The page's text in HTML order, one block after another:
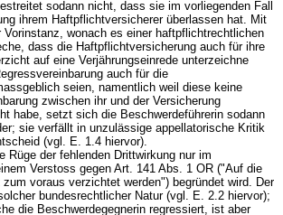
sodann nicht, dass sie im vorliegenden Fall
ihrem Haftpflichtversicherer überlassen hat. Mit
Vorinstanz, wonach es einer haftpflichtrechtlichen
dass die Haftpflichtversicherung auch für ihre
auf eine Verjährungseinrede unterzeichne
auch für die
seien, namentlich weil diese keine
zwischen ihr und der Versicherung
habe, setzt sich die Beschwerdeführerin sodann
sie verfällt in unzulässige appellatorische Kritik
(vgl. E. 1.4 hiervor).
Rüge der fehlenden Drittwirkung nur im
Verstoss gegen Art. 141 Abs. 1 OR ("Auf die
voraus verzichtet werden") begründet wird. Der
bundesrechtlicher Natur (vgl. E. 2.2 hiervor);
die Beschwerdegegnerin regressiert, ist aber